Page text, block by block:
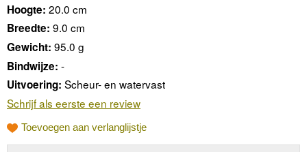
Hoogte: 20.0 cm
Breedte: 9.0 cm
Gewicht: 95.0 g
Bindwijze: -
Uitvoering: Scheur- en watervast
Schrijf als eerste een review
Toevoegen aan verlanglijstje